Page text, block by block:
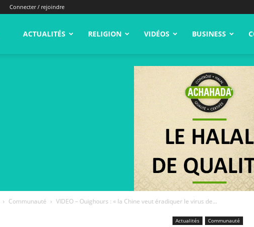
Connecter / rejoindre
ACTUALITÉS RELIGION VIDÉOS BUSINESS
Communauté VIDEO – Ouïghours : « la Chine veut éradiquer le virus de...
Actualités Communauté